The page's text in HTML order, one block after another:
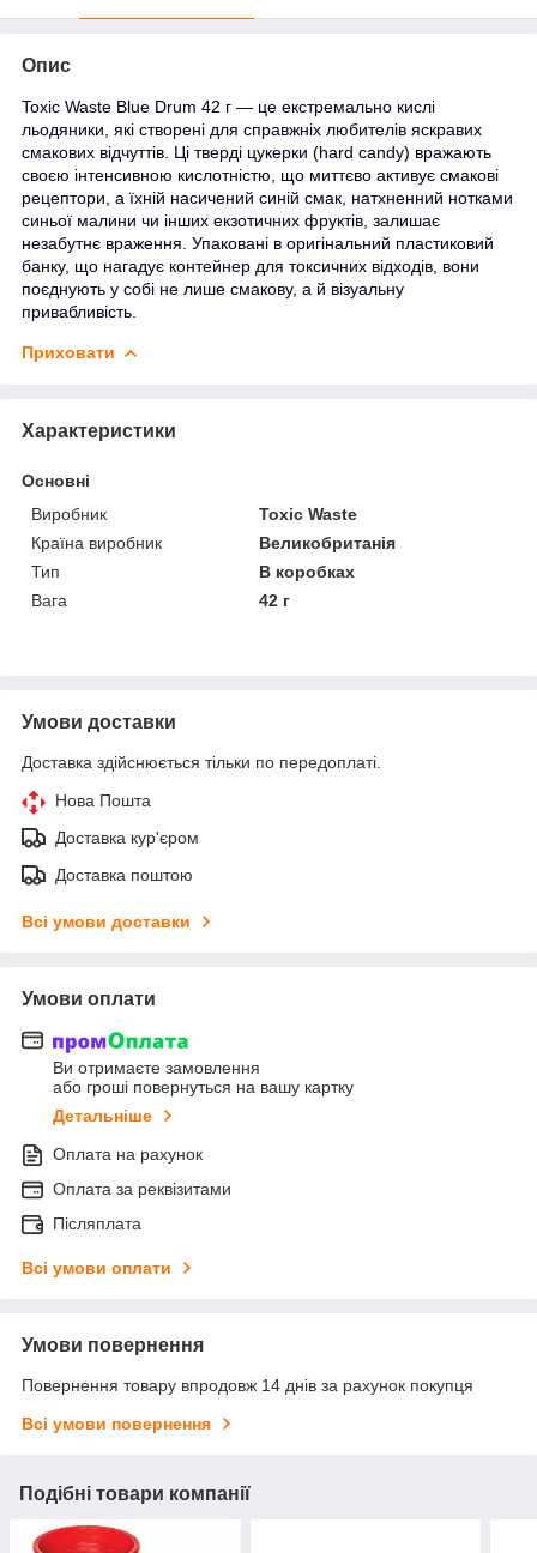
Опис
Toxic Waste Blue Drum 42 г — це екстремально кислі
льодяники, які створені для справжніх любителів яскравих
смакових відчуттів. Ці тверді цукерки (hard candy) вражають
своєю інтенсивною кислотністю, що миттєво активує смакові
рецептори, а їхній насичений синій смак, натхненний нотками
синьої малини чи інших екзотичних фруктів, залишає
незабутнє враження. Упаковані в оригінальний пластиковий
банку, що нагадує контейнер для токсичних відходів, вони
поєднують у собі не лише смакову, а й візуальну
привабливість.
Приховати
Характеристики
Основні
Виробник
Toxic Waste
Країна виробник
Великобританія
Тип
В коробках
Вага
42 г
Умови доставки
Доставка здійснюється тільки по передоплаті.
Нова Пошта
Доставка кур'єром
Доставка поштою
Всі умови доставки
Умови оплати
Ви отримаєте замовлення
або гроші повернуться на вашу картку
Детальніше
Оплата на рахунок
Оплата за реквізитами
Післяплата
Всі умови оплати
Умови повернення
Повернення товару впродовж 14 днів за рахунок покупця
Всі умови повернення
Подібні товари компанії